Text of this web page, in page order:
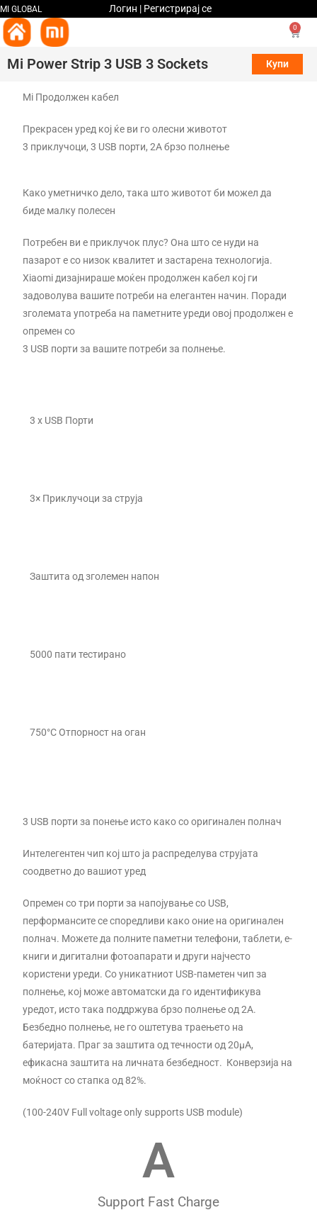
MI GLOBAL Логин | Регистрирај се
0
Mi Power Strip 3 USB 3 Sockets Купи
Mi Продолжен кабел
Прекрасен уред кој ќе ви го олесни животот
3 приклучоци, 3 USB порти, 2A брзо полнење
Како уметничко дело, така што животот би можел да
биде малку полесен
Потребен ви е приклучок плус? Она што се нуди на
пазарот е со низок квалитет и застарена технологија.
Xiaomi дизајнираше моќен продолжен кабел кој ги
задоволува вашите потреби на елегантен начин. Поради
зголемата употреба на паметните уреди овој продолжен е
опремен со
3 USB порти за вашите потреби за полнење.
3 x USB Порти
3× Приклучоци за струја
Заштита од зголемен напон
5000 пати тестирано
750°C Отпорност на оган
3 USB порти за понење исто како со оригинален полнач
Интелегентен чип кој што ја распределува струјата
соодветно до вашиот уред
Опремен со три порти за напојување со USB,
перформансите се споредливи како оние на оригинален
полнач. Можете да полните паметни телефони, таблети, е-
книги и дигитални фотоапарати и други најчесто
користени уреди. Со уникатниот USB-паметен чип за
полнење, кој може автоматски да го идентификува
уредот, исто така поддржува брзо полнење од 2А.
Безбедно полнење, не го оштетува траењето на
батеријата. Праг за заштита од течности од 20μA,
ефикасна заштита на личната безбедност. Конверзија на
моќност со стапка од 82%.
(100-240V Full voltage only supports USB module)
Support Fast Charge
A